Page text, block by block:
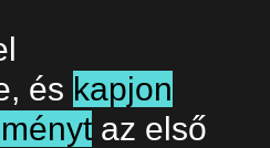
és kapjon
az első